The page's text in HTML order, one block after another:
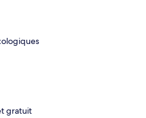
gratuit